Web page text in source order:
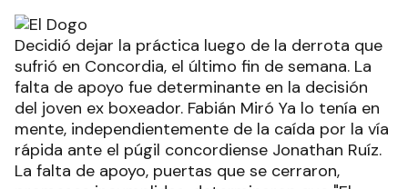
Decidió dejar la práctica luego de la derrota que
sufrió en Concordia, el último fin de semana. La
falta de apoyo fue determinante en la decisión
del joven ex boxeador. Fabián Miró Ya lo tenía en
mente, independientemente de la caída por la vía
rápida ante el púgil concordiense Jonathan Ruíz.
La falta de apoyo, puertas que se cerraron,